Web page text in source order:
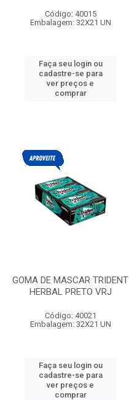
Código: 40015
Embalagem: 32X21 UN
Faça seu login ou
cadastre-se para
ver preços e
comprar
GOMA DE MASCAR TRIDENT
HERBAL PRETO VRJ
Código: 40021
Embalagem: 32X21 UN
Faça seu login ou
cadastre-se para
ver preços e
comprar